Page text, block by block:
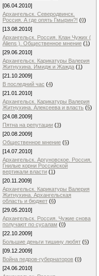
[06.04.2010]
Архангельск. Северодвинск.
Россия. А где опять Гмырин?! (0)
[13.08.2010]
Архангельск. Россия. Клан Чужих (
Aliens ). Общественное мнение (1)
[29.06.2010]
Архангельск. Карикатуры Валерия
Житнухина. Имидж и Жажда (1)
[21.10.2009]
В последний час (4)
[21.01.2010]
Архангельск. Карикатуры Валерия
Житнухина. Алексеева и власть (5)
[24.08.2009]
Пятна на репутации (3)
[20.08.2009]
Общественное мнение (5)
[14.07.2010]
Архангельск. Аргуновское. Россия.
Гнилые корни Российской
вертикали власти (1)
[20.11.2009]
Архангельск. Карикатуры Валерия
Житнухина. Архангельская
область и бюджет (6)
[29.05.2010]
Архангельск. Россия. Чужие снова
получают по сусалам (0)
[22.10.2009]
Большие деньги тишину любят (5)
[09.12.2009]
Война педров-губернаторов (0)
[24.06.2010]